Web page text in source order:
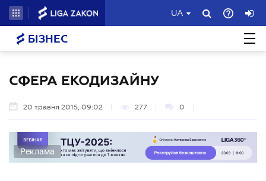
UA
БІЗНЕС
СФЕРА ЕКОДИЗАЙНУ
20 травня 2015, 09:02 277 0
Реклама